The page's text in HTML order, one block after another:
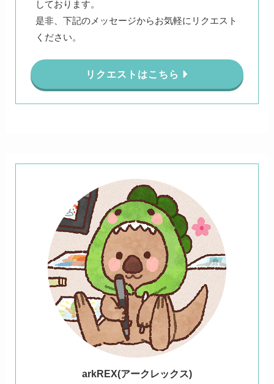
しております。
是非、下記のメッセージからお気軽にリクエスト
ください。
リクエストはこちら
arkREX(アークレックス)